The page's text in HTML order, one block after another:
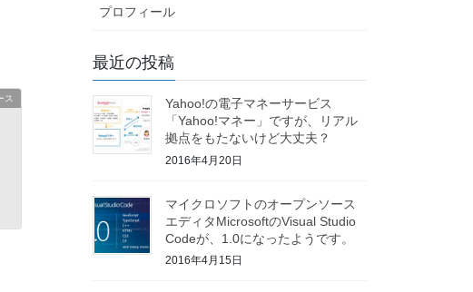
ス
プロフィール
最近の投稿
Yahoo!の電子マネーサービス
「Yahoo!マネー」ですが、リアル
拠点をもたないけど大丈夫？
2016年4月20日
マイクロソフトのオープンソース
エディタMicrosoftのVisual Studio
Codeが、1.0になったようです。
2016年4月15日